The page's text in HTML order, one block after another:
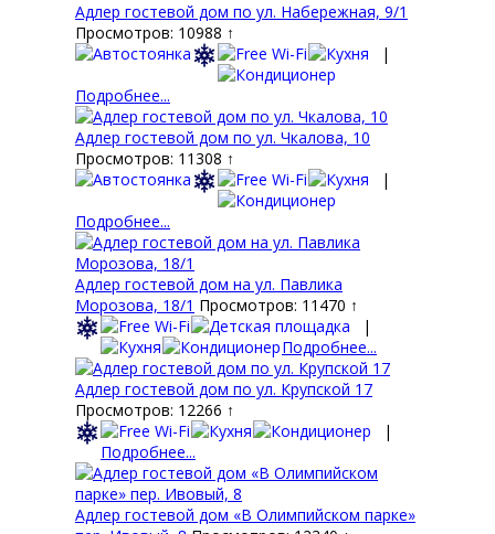
Адлер гостевой дом по ул. Набережная, 9/1
Просмотров: 10988 ↑
|
Подробнее...
Адлер гостевой дом по ул. Чкалова, 10
Просмотров: 11308 ↑
|
Подробнее...
Адлер гостевой дом на ул. Павлика
Морозова, 18/1 Просмотров: 11470 ↑
|
Подробнее...
Адлер гостевой дом по ул. Крупской 17
Просмотров: 12266 ↑
|
Подробнее...
Адлер гостевой дом «В Олимпийском парке»